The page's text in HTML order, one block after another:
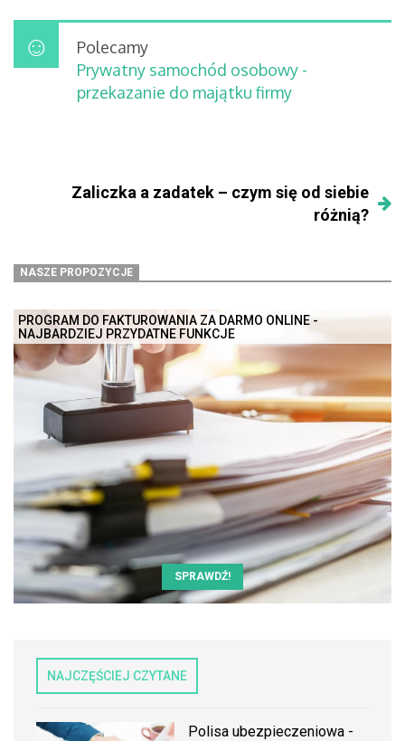
Polecamy
Prywatny samochód osobowy -
przekazanie do majątku firmy
Zaliczka a zadatek – czym się od siebie
różnią?
NASZE PROPOZYCJE
PROGRAM DO FAKTUROWANIA ZA DARMO ONLINE -
NAJBARDZIEJ PRZYDATNE FUNKCJE
SPRAWDŹ!
NAJCZĘŚCIEJ CZYTANE
Polisa ubezpieczeniowa -